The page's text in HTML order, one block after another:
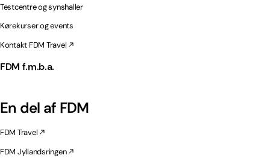
Testcentre og synshaller
Kørekurser og events
Kontakt FDM Travel
FDM f.m.b.a.
En del af FDM
FDM Travel
FDM Jyllandsringen